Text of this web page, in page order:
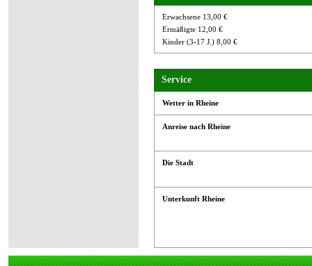
Erwachsene 13,00 €
Ermäßigte 12,00 €
Kinder (3-17 J.) 8,00 €
Service
Wetter in Rheine
Anreise nach Rheine
Die Stadt
Unterkunft Rheine